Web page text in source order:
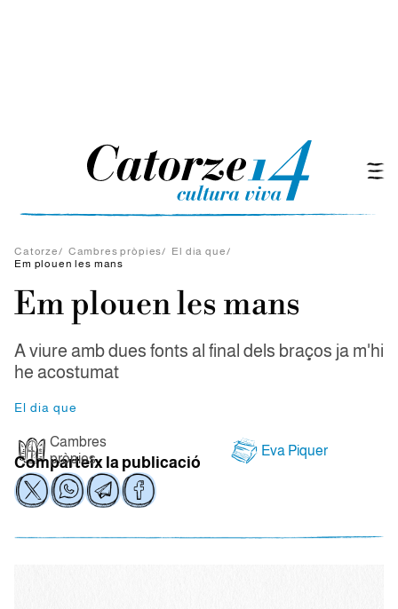
Catorze/ Cambres pròpies/ El dia que/
Em plouen les mans
Em plouen les mans
A viure amb dues fonts al final dels braços ja m'hi
he acostumat
El dia que
Cambres
pròpies
Eva Piquer
Comparteix la publicació